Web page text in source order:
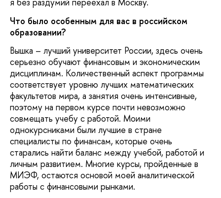
Что было особенным для вас в российском
образовании?
Вышка – лучший университет России, здесь очень
серьезно обучают финансовым и экономическим
дисциплинам. Количественный аспект программы
соответствует уровню лучших математических
факультетов мира, а занятия очень интенсивные,
поэтому на первом курсе почти невозможно
совмещать учебу с работой. Моими
однокурсниками были лучшие в стране
специалисты по финансам, которые очень
старались найти баланс между учебой, работой и
личным развитием. Многие курсы, пройденные в
МИЭФ, остаются основой моей аналитической
работы с финансовыми рынками.